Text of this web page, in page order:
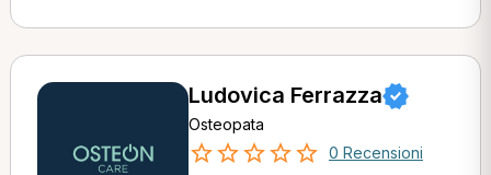
Ludovica Ferrazza
Osteopata
0 Recensioni